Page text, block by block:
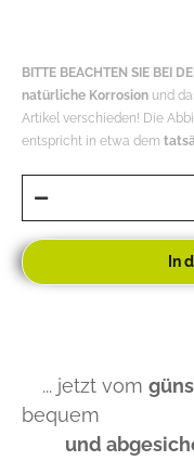
BITTE BEACHTEN SIE BEI
natürliche Korrosion und
Artikel verschieden! Die
entspricht in etwa dem
In
... jetzt vom
bequem
und